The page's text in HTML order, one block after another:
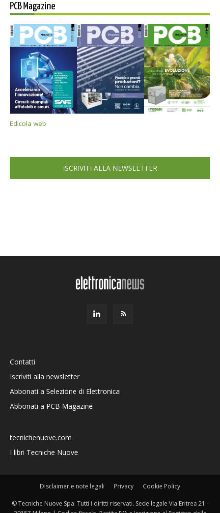
PCB Magazine
Edicola web
ISCRIVITI ALLA NEWSLETTER
Contatti
Iscriviti alla newsletter
Abbonati a Selezione di Elettronica
Abbonati a PCB Magazine
tecnichenuove.com
I libri Tecniche Nuove
Disclaimer e note legali Privacy Cookie Policy
© Tecniche Nuove Spa. Tutti i diritti riservati. Sede legale Via Eritrea 21 -